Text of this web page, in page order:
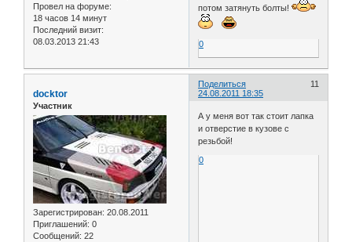
Провел на форуме:
18 часов 14 минут
Последний визит:
08.03.2013 21:43
потом затянуть болты!
0
Поделиться
11
24.08.2011 18:35
docktor
Участник
Зарегистрирован: 20.08.2011
Приглашений: 0
Сообщений: 22
А у меня вот так стоит лапка
и отверстие в кузове с
резьбой!
0